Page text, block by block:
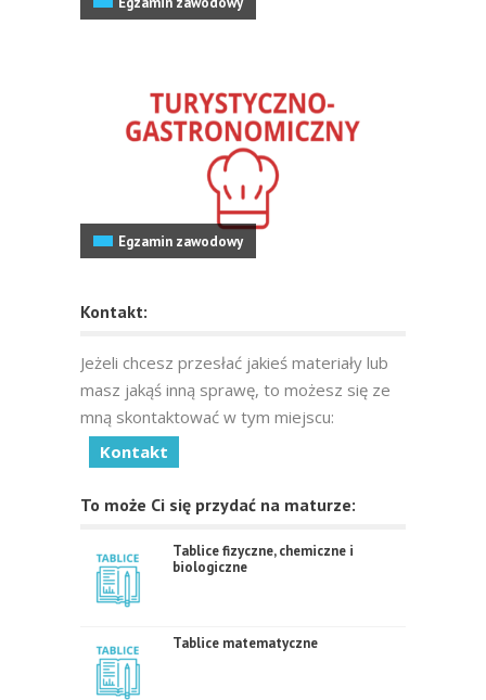
Egzamin zawodowy
Kontakt:
Jeżeli chcesz przesłać jakieś materiały lub
masz jakąś inną sprawę, to możesz się ze
mną skontaktować w tym miejscu:
Kontakt
To może Ci się przydać na maturze:
Tablice fizyczne, chemiczne i
biologiczne
Tablice matematyczne